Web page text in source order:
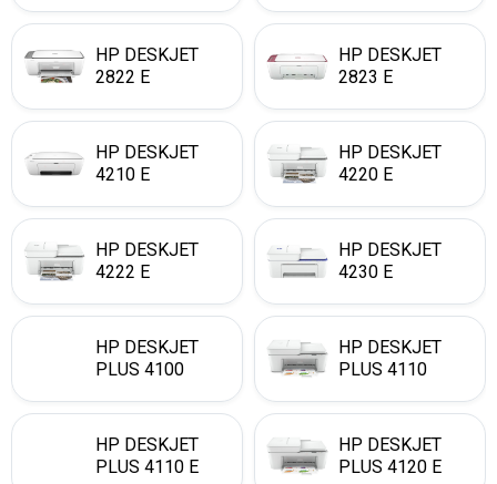
HP DESKJET
2822 E
HP DESKJET
2823 E
HP DESKJET
4210 E
HP DESKJET
4220 E
HP DESKJET
4222 E
HP DESKJET
4230 E
HP DESKJET
PLUS 4100
HP DESKJET
PLUS 4110
HP DESKJET
PLUS 4110 E
HP DESKJET
PLUS 4120 E